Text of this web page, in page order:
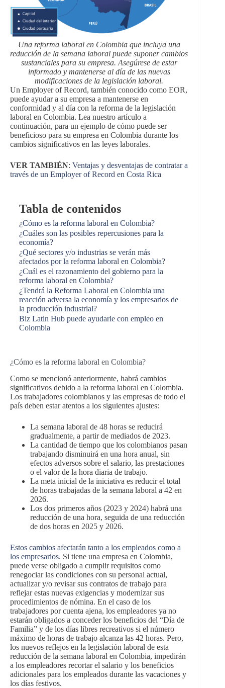
Una reforma laboral en Colombia que incluya una
reducción de la semana laboral puede suponer cambios
sustanciales para su empresa. Asegúrese de estar
informado y mantenerse al día de las nuevas
modificaciones de la legislación laboral.
Un Employer of Record, también conocido como EOR,
puede ayudar a su empresa a mantenerse en
conformidad y al día con la reforma de la legislación
laboral en Colombia. Lea nuestro artículo a
continuación, para un ejemplo de cómo puede ser
beneficioso para su empresa en Colombia durante los
cambios significativos en las leyes laborales.
VER TAMBIÉN: Ventajas y desventajas de contratar a
través de un Employer of Record en Costa Rica
Tabla de contenidos
¿Cómo es la reforma laboral en Colombia?
¿Cuáles son las posibles repercusiones para la
economía?
¿Qué sectores y/o industrias se verán más
afectados por la reforma laboral en Colombia?
¿Cuál es el razonamiento del gobierno para la
reforma laboral en Colombia?
¿Tendrá la Reforma Laboral en Colombia una
reacción adversa la economía y los empresarios de
la producción industrial?
Biz Latin Hub puede ayudarle con empleo en
Colombia
¿Cómo es la reforma laboral en Colombia?
Como se mencionó anteriormente, habrá cambios
significativos debido a la reforma laboral en Colombia.
Los trabajadores colombianos y las empresas de todo el
país deben estar atentos a los siguientes ajustes:
La semana laboral de 48 horas se reducirá
gradualmente, a partir de mediados de 2023.
La cantidad de tiempo que los colombianos pasan
trabajando disminuirá en una hora anual, sin
efectos adversos sobre el salario, las prestaciones
o el valor de la hora diaria de trabajo.
La meta inicial de la iniciativa es reducir el total
de horas trabajadas de la semana laboral a 42 en
2026.
Los dos primeros años (2023 y 2024) habrá una
reducción de una hora, seguida de una reducción
de dos horas en 2025 y 2026.
Estos cambios afectarán tanto a los empleados como a
los empresarios. Si tiene una empresa en Colombia,
puede verse obligado a cumplir requisitos como
renegociar las condiciones con su personal actual,
actualizar y/o revisar sus contratos de trabajo para
reflejar estas nuevas exigencias y modernizar sus
procedimientos de nómina. En el caso de los
trabajadores por cuenta ajena, los empleadores ya no
estarán obligados a conceder los beneficios del “Día de
Familia” y de los días libres recreativos si el número
máximo de horas de trabajo alcanza las 42 horas. Pero,
los nuevos reflejos en la legislación laboral de esta
reducción de la semana laboral en Colombia, impedirán
a los empleadores recortar el salario y los beneficios
adicionales para los empleados durante las vacaciones y
los días festivos.